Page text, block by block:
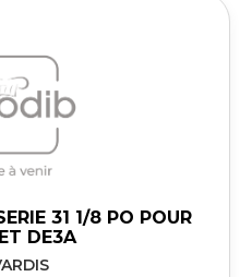
31 1/8 PO POUR
DE3A